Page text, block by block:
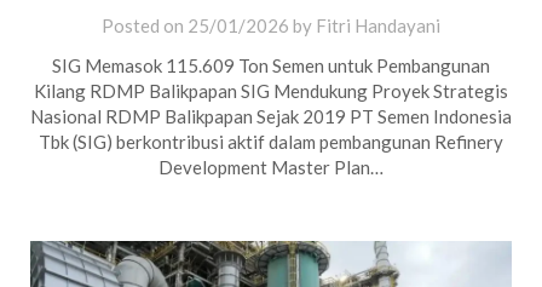
Posted on 25/01/2026 by Fitri Handayani
SIG Memasok 115.609 Ton Semen untuk Pembangunan
Kilang RDMP Balikpapan SIG Mendukung Proyek Strategis
Nasional RDMP Balikpapan Sejak 2019 PT Semen Indonesia
Tbk (SIG) berkontribusi aktif dalam pembangunan Refinery
Development Master Plan…